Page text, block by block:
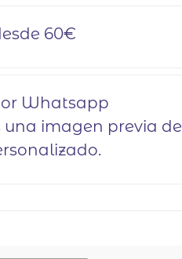
60€
Whatsapp
una imagen previa de